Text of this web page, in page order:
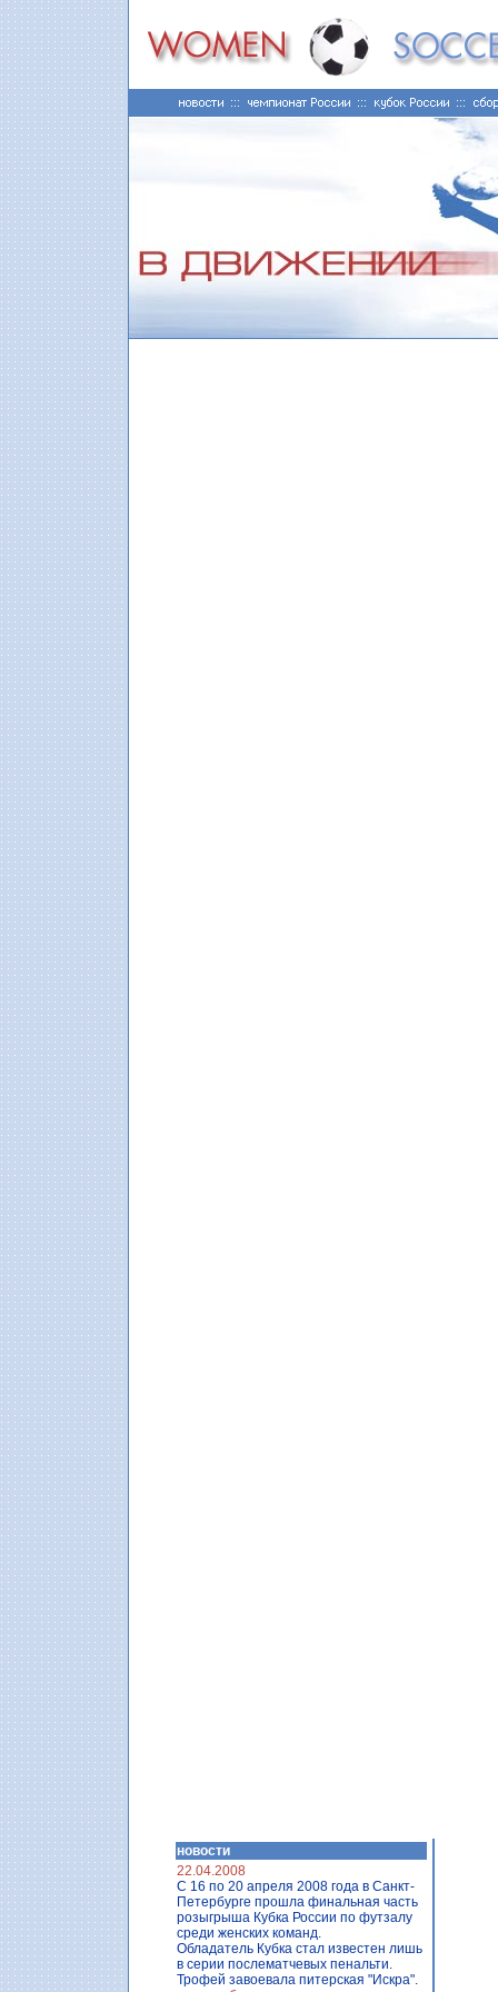
новости
22.04.2008
C 16 по 20 апреля 2008 года в Санкт-
Петербурге прошла финальная часть
розыгрыша Кубка России по футзалу
среди женских команд.
Обладатель Кубка стал известен лишь
в серии послематчевых пенальти.
Трофей завоевала питерская "Искра".